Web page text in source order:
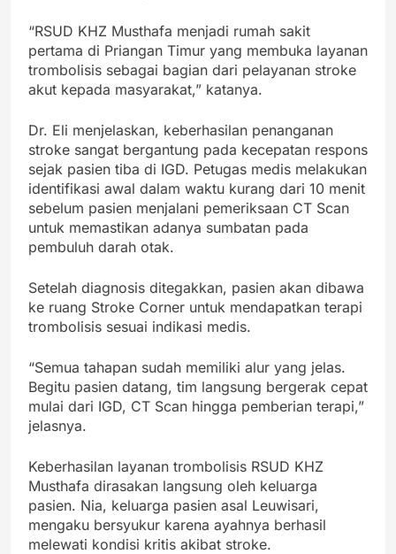
“RSUD KHZ Musthafa menjadi rumah sakit
pertama di Priangan Timur yang membuka layanan
trombolisis sebagai bagian dari pelayanan stroke
akut kepada masyarakat,” katanya.
Dr. Eli menjelaskan, keberhasilan penanganan
stroke sangat bergantung pada kecepatan respons
sejak pasien tiba di IGD. Petugas medis melakukan
identifikasi awal dalam waktu kurang dari 10 menit
sebelum pasien menjalani pemeriksaan CT Scan
untuk memastikan adanya sumbatan pada
pembuluh darah otak.
Setelah diagnosis ditegakkan, pasien akan dibawa
ke ruang Stroke Corner untuk mendapatkan terapi
trombolisis sesuai indikasi medis.
“Semua tahapan sudah memiliki alur yang jelas.
Begitu pasien datang, tim langsung bergerak cepat
mulai dari IGD, CT Scan hingga pemberian terapi,”
jelasnya.
Keberhasilan layanan trombolisis RSUD KHZ
Musthafa dirasakan langsung oleh keluarga
pasien. Nia, keluarga pasien asal Leuwisari,
mengaku bersyukur karena ayahnya berhasil
melewati kondisi kritis akibat stroke.